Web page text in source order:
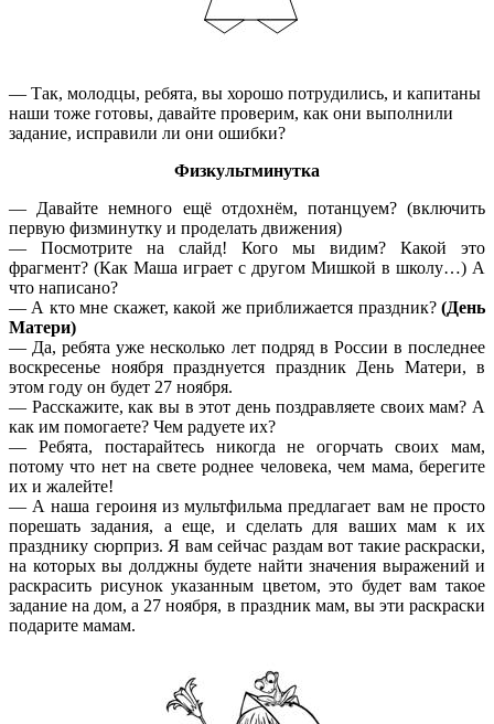
— Так, молодцы, ребята, вы хорошо потрудились, и капитаны
наши тоже готовы, давайте проверим, как они выполнили
задание, исправили ли они ошибки?
Физкультминутка
— Давайте немного ещё отдохнём, потанцуем? (включить
первую физминутку и проделать движения)
— Посмотрите на слайд! Кого мы видим? Какой это
фрагмент? (Как Маша играет с другом Мишкой в школу…) А
что написано?
— А кто мне скажет, какой же приближается праздник? (День
Матери)
— Да, ребята уже несколько лет подряд в России в последнее
воскресенье ноября празднуется праздник День Матери, в
этом году он будет 27 ноября.
— Расскажите, как вы в этот день поздравляете своих мам? А
как им помогаете? Чем радуете их?
— Ребята, постарайтесь никогда не огорчать своих мам,
потому что нет на свете роднее человека, чем мама, берегите
их и жалейте!
— А наша героиня из мультфильма предлагает вам не просто
порешать задания, а еще, и сделать для ваших мам к их
празднику сюрприз. Я вам сейчас раздам вот такие раскраски,
на которых вы долджны будете найти значения выражений и
раскрасить рисунок указанным цветом, это будет вам такое
задание на дом, а 27 ноября, в праздник мам, вы эти раскраски
подарите мамам.